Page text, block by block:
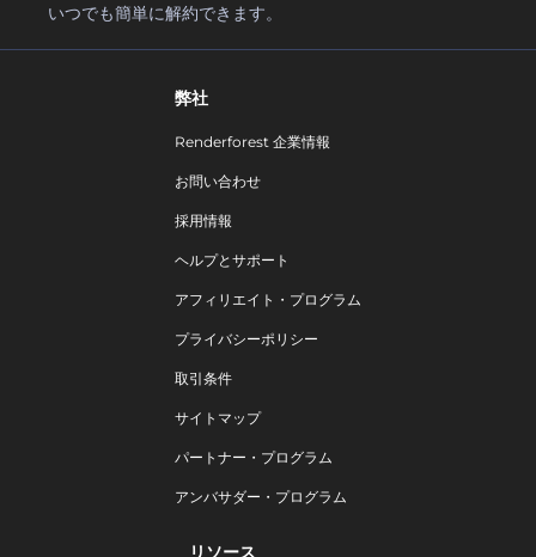
いつでも簡単に解約できます。
弊社
Renderforest 企業情報
お問い合わせ
採用情報
ヘルプとサポート
アフィリエイト・プログラム
プライバシーポリシー
取引条件
サイトマップ
パートナー・プログラム
アンバサダー・プログラム
リソース